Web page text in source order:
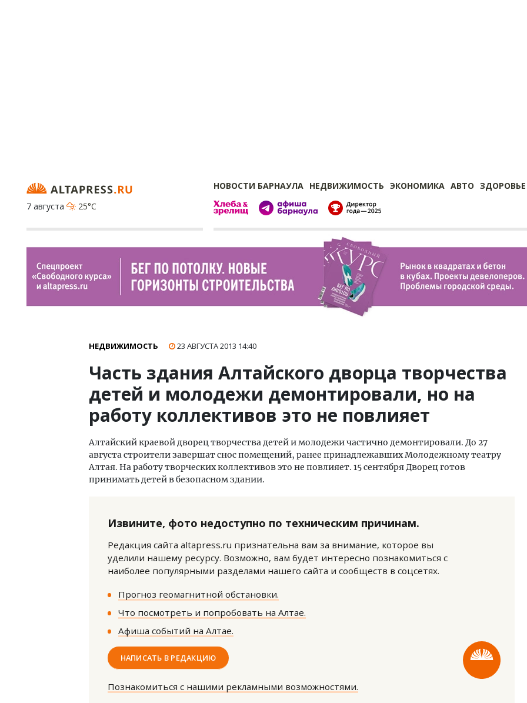
НОВОСТИ БАРНАУЛА НЕДВИЖИМОСТЬ ЭКОНОМИКА АВТО ЗДОРОВЬЕ
7 августа
25°C
НЕДВИЖИМОСТЬ 23 АВГУСТА 2013 14:40
Часть здания Алтайского дворца творчества
детей и молодежи демонтировали, но на
работу коллективов это не повлияет
Алтайский краевой дворец творчества детей и молодежи частично демонтировали. До 27
августа строители завершат снос помещений, ранее принадлежавших Молодежному театру
Алтая. На работу творческих коллективов это не повлияет. 15 сентября Дворец готов
принимать детей в безопасном здании.
Извините, фото недоступно по техническим причинам.
Редакция сайта altapress.ru признательна вам за внимание, которое вы
уделили нашему ресурсу. Возможно, вам будет интересно познакомиться с
наиболее популярными разделами нашего сайта и сообществ в соцсетях.
Прогноз геомагнитной обстановки.
Что посмотреть и попробовать на Алтае.
Афиша событий на Алтае.
НАПИСАТЬ В РЕДАКЦИЮ
Познакомиться с нашими рекламными возможностями.
Смелость архитектурных идей.
Генеральный директор компании
ЗИАС — об эстетике городов,
трендах в фасадах и развитии рынка
Гатилов — о том, как
оставаться на плаву,